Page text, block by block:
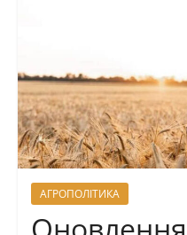
АГРОПОЛІТИКА